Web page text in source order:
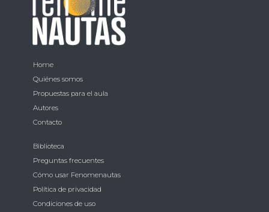
Home
Quiénes somos
Propuestas para el aula
Autores
Contacto
Biblioteca
Preguntas frecuentes
Cómo usar Fenomenautas
Política de privacidad
Condiciones de uso